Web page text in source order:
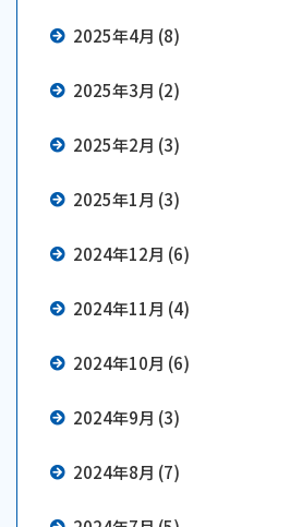
2025年4月 (8)
2025年3月 (2)
2025年2月 (3)
2025年1月 (3)
2024年12月 (6)
2024年11月 (4)
2024年10月 (6)
2024年9月 (3)
2024年8月 (7)